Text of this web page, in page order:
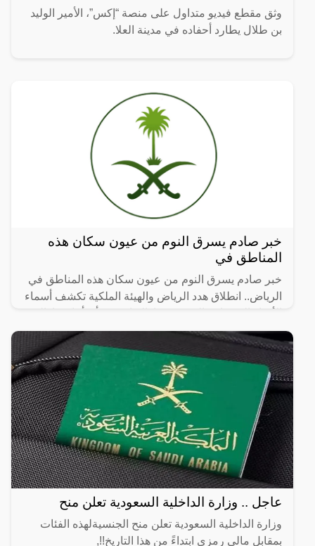
وثق مقطع فيديو متداول على منصة “إكس”، الأمير الوليد
بن طلال يطارد أحفاده في مدينة العلا.
خبر صادم يسرق النوم من عيون سكان هذه
المناطق في
خبر صادم يسرق النوم من عيون سكان هذه المناطق في
الرياض.. انطلاق هدد الرياض والهيئة الملكية تكشف أسماء
عاجل .. وزارة الداخلية السعودية تعلن منح
وزارة الداخلية السعودية تعلن منح الجنسيةلهذه الفئات
بمقابل مالي رمزي ابتداءً من هذا التاريخ!!,